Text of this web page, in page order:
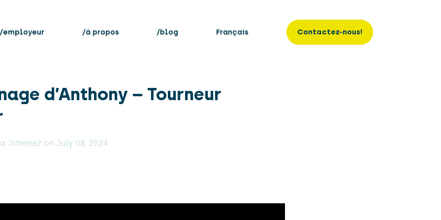
/employeur /à propos /blog Français Contactez-nous!
d’Anthony – Tourneur
Jimenez on July 08, 2024